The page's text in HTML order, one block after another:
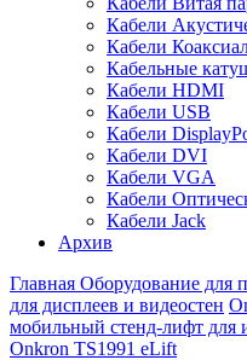
Кабели
Кабели
Кабельные
Кабели HDMI
Кабели USB
Кабели
Кабели DVI
Кабели VGA
Кабели
Кабели Jack
Архив
Главная Оборудование для
для дисплеев и видеостен
мобильный стенд-лифт для
Onkron TS1991 eLift